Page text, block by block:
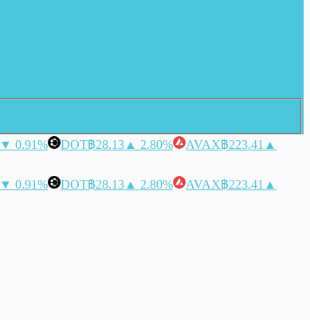
▼ 0.91% DOT฿28.13 ▲ 2.80% AVAX฿223.41 ▲
▼ 0.91% DOT฿28.13 ▲ 2.80% AVAX฿223.41 ▲